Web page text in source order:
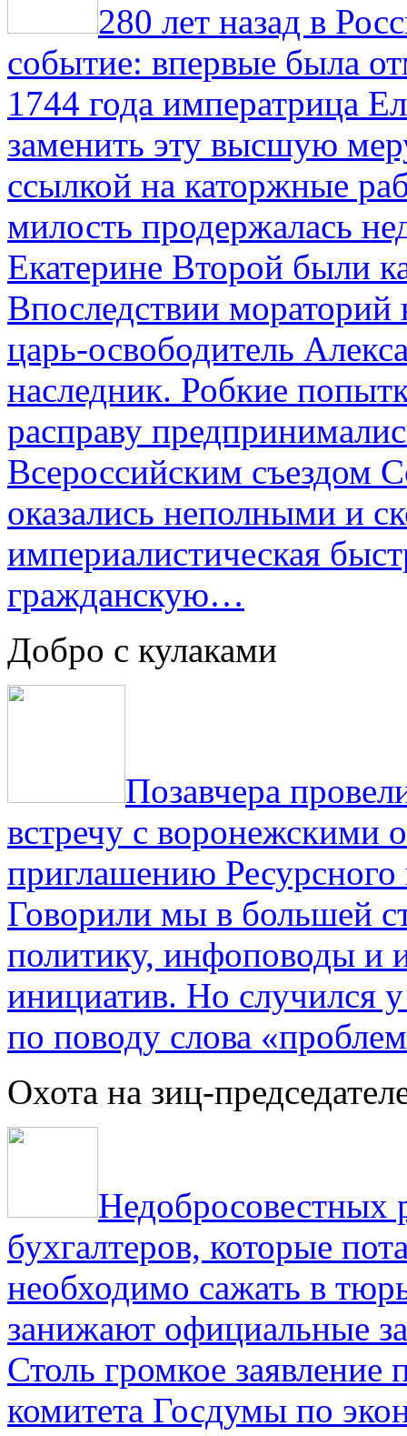
280 лет назад в
событие: впервые была
1744 года императрица
заменить эту высшую
ссылкой на каторжные
милость продержалась
Екатерине Второй были
Впоследствии мораторий
царь-освободитель
наследник. Робкие
расправу
Всероссийским съездом
оказались неполными и
империалистическая
гражданскую…
Добро с кулаками
Позавчера
встречу с воронежскими
приглашению
Говорили мы в большей
политику, инфоповоды
инициатив. Но случился
по поводу слова
Охота на зиц-
Недобросовестных
бухгалтеров, которые
необходимо сажать в
занижают официальные
Столь громкое заявление
комитета Госдумы по